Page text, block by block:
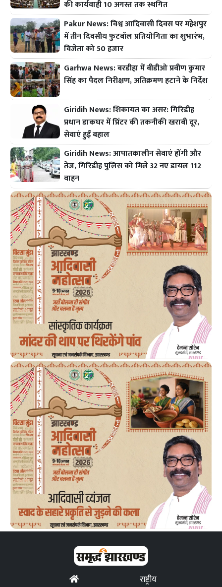
की कार्यवाही 10 अगस्त तक स्थगित
Pakur News: विश्व आदिवासी दिवस पर महेशपुर
में तीन दिवसीय फुटबॉल प्रतियोगिता का शुभारंभ,
विजेता को 50 हजार
Garhwa News: बरडीहा में बीडीओ प्रवीण कुमार
सिंह का पैदल निरीक्षण, अतिक्रमण हटाने के निर्देश
Giridih News: शिकायत का असर: गिरिडीह
प्रधान डाकघर में प्रिंटर की तकनीकी खराबी दूर,
सेवाएं हुईं बहाल
Giridih News: आपातकालीन सेवाएं होंगी और
तेज, गिरिडीह पुलिस को मिले 32 नए डायल 112
वाहन
राष्ट्रीय